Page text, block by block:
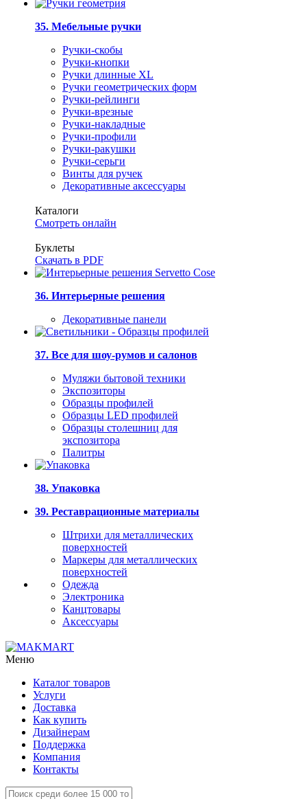
35. Мебельные ручки
Ручки-скобы
Ручки-кнопки
Ручки длинные XL
Ручки геометрических форм
Ручки-рейлинги
Ручки-врезные
Ручки-накладные
Ручки-профили
Ручки-ракушки
Ручки-серьги
Винты для ручек
Декоративные аксессуары
Каталоги
Смотреть онлайн
Буклеты
Скачать в PDF
36. Интерьерные решения
Декоративные панели
37. Все для шоу-румов и салонов
Муляжи бытовой техники
Экспозиторы
Образцы профилей
Образцы LED профилей
Образцы столешниц для
экспозитора
Палитры
38. Упаковка
39. Реставрационные материалы
Штрихи для металлических
поверхностей
Маркеры для металлических
поверхностей
Одежда
Электроника
Канцтовары
Аксессуары
Меню
Каталог товаров
Услуги
Доставка
Как купить
Дизайнерам
Поддержка
Компания
Контакты